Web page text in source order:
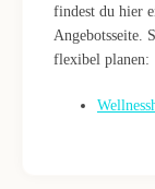
findest du hier
Angebotsseite.
flexibel planen: